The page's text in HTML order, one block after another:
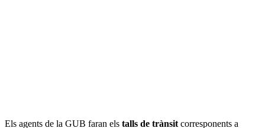
Els agents de la GUB faran els talls de trànsitcorresponents a